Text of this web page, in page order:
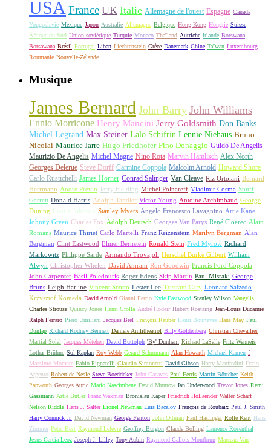
USA France UK Italie Allemagne de l'ouest Espagne Canada
Yougoslavie Mexique Japon Australie Allemagne Belgique Hong Kong Hongrie Suisse
Afrique du Sud Union soviétique Turquie Monaco Thaïland Autriche Irlande Botswana
Botsawana Brésil Portugal Liban Liechtenstein Grèce Danemark Chine Taïwan Luxembourg
Roumanie Nouvelle-Zélande
Musique
James Bernard John Barry John Williams
Ennio Morricone Henry Mancini Jerry Goldsmith Don Banks
Michel Legrand Max Steiner Lalo Schifrin Lennie Niehaus Bruno
Nicolai Maurice Jarre Hugo Friedhofer Pino Donaggio Guido De Angelis
Maurizio De Angelis Michel Magne Nino Rota Marvin Hamlisch Alex North
Georges Delerue Steve Dorff Carmine Coppola Malcolm Arnold Howard Shore
Carlo Rustichelli James Horner Conrad Salinger Van Cleave Riz Ortolani Bernard
Herrmann André Previn Jerry Fielding Michel Polnareff Vladimir Cosma Snuff
Garrett Donald Harris Adolph Tandler Victor Young Antoine Archimbaud George
Duning
Laurie Johnson Stanley Myers Angelo Francesco Lavagnino Artie Kane
Johnny Green Charles Fox Adolph Deutsch Georges Van Parys René Cloërec Alain
Romans Maurice Thiriet Carlo Martelli Franz Reizenstein Marilyn Bergman Alan
Bergman Clint Eastwood Elmer Bernstein Ronald Stein Fred Myrow Richard
Markowitz Philippe Sarde Armando Trovajoli Herschel Burke Gilbert William
Alwyn Christopher Whelen David Amram Ron Goodwin Francis Ford Coppola
John Carpenter Basil Poledouris Roger Edens Skip Martin Paul Misraki George
Bruns Leigh Harline Vincent Scotto Lester Lee Tristram Cary Leonard Salzedo
Krzysztof Komeda David Arnold Gianni Ferrio Kyle Eastwood Stanley Wilson Vangelis
Charles Strouse Quincy Jones Henri Crolla André Hodeir Hubert Rostaing Jean-Louis Ducarme
Ralph Ferraro Piero Umiliani Jacques Brel François Rauber Henri Bourtayre Hans May Paul
Dunlap Richard Rodney Bennett Daniele Amfitheatrof Billy Goldenberg Christian Chevallier
Martial Solal Jacques Métehen David Buttolph 'By' Dunham Richard LaSalle Fritz Wenneis
Lothar Brühne Sol Kaplan Roy Webb Gerard Schurmann Alan Howarth Michael Kamen f
Massimo Morante Fabio Pignatelli Claudio Simonetti David Gibson Harry Manfredini
Dario
Argento Robert de Nesle Steve Boeddeker John Cacavas Paul Ferris Martin Böttcher Keith
Papworth Georges Auric Mario Nascimbene David Munrow Ian Underwood Trevor Jones Remi
Gassmann Artie Butler Franz Waxman Bronislau Kaper Friedrich Hollaender Walter Scharf
Nelson Riddle Hans J. Salter Lionel Newman Luis Bacalov François de Roubaix Paul J. Smith
Harry Connick Jr. David Newman George Fenton John Ottman Paul Haslinger Rolfe Kent Hans
Zimmer Peter Best Raymond Lefevre Geoffrey Burgon Claude Bolling Laurence Rosenthal
Jesús García Leoz Joseph J. Lilley Tony Aubin Raymond Gallois-Montbrun Marceau Van